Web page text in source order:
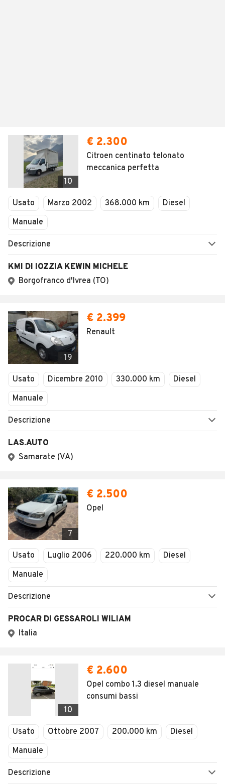
10
€ 2.300
Citroen centinato telonato
meccanica perfetta
Usato Marzo 2002 368.000 km
Diesel
Manuale
Descrizione
KMI DI IOZZIA KEWIN MICHELE
Borgofranco d'Ivrea (TO)
19
€ 2.399
Renault
Usato Dicembre 2010 330.000 km
Diesel
Manuale
Descrizione
LAS.AUTO
Samarate (VA)
7
€ 2.500
Opel
Usato Luglio 2006 220.000 km
Diesel
Manuale
Descrizione
PROCAR DI GESSAROLI WILIAM
Italia
10
€ 2.600
Opel combo 1.3 diesel manuale
consumi bassi
Usato Ottobre 2007 200.000 km
Diesel
Manuale
Descrizione